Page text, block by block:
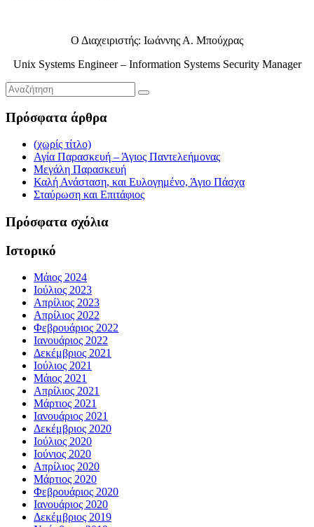
Ο Διαχειριστής: Ιωάννης Α. Μπούχρας
Unix Systems Engineer – Information Systems Security Manager
Πρόσφατα άρθρα
(χωρίς τίτλο)
Αγία Παρασκευή – Άγιος Παντελεήμονας
Μεγάλη Παρασκευή
Καλή Ανάσταση, και Ευλογημένο, Άγιο Πάσχα
Σταύρωση και Επιτάφιος
Πρόσφατα σχόλια
Ιστορικό
Μάιος 2024
Ιούλιος 2023
Απρίλιος 2023
Απρίλιος 2022
Φεβρουάριος 2022
Ιανουάριος 2022
Δεκέμβριος 2021
Ιούλιος 2021
Μάιος 2021
Απρίλιος 2021
Μάρτιος 2021
Ιανουάριος 2021
Δεκέμβριος 2020
Ιούλιος 2020
Ιούνιος 2020
Απρίλιος 2020
Μάρτιος 2020
Φεβρουάριος 2020
Ιανουάριος 2020
Δεκέμβριος 2019